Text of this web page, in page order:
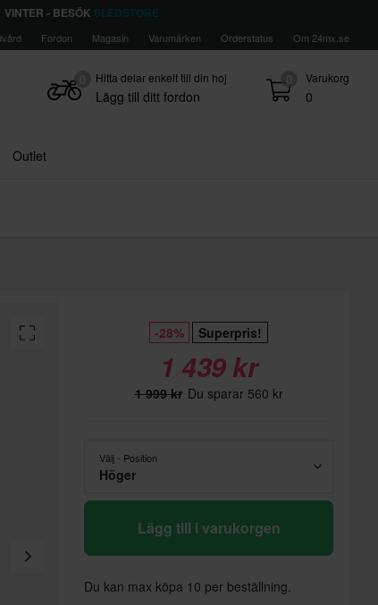
VINTER - BESÖK SLEDSTORE
Fordon Magasin Varumärken Orderstatus Om 24mx.se
0 Varukorg
0
Hitta delar enkelt till din hoj
Lägg till ditt fordon
Outlet
-28% Superpris!
1 439 kr
1 999 kr Du sparar 560 kr
Välj - Position
Höger
Lägg till i varukorgen
Du kan max köpa 10 per beställning.